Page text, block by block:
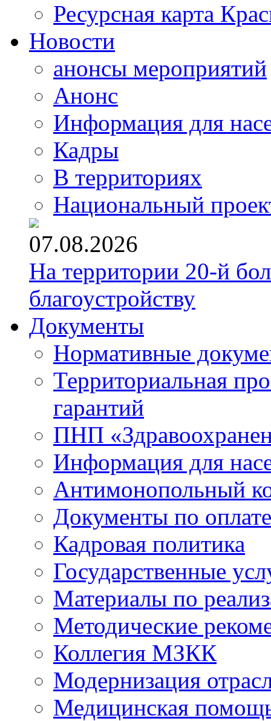
Ресурсная карта
Новости
анонсы мероприятий
Анонс
Информация для
Кадры
В территориях
Национальный
07.08.2026
На территории 20-й
благоустройству
Документы
Нормативные
Территориальная
гарантий
ПНП
Информация для
Антимонопольный
Документы по
Кадровая политика
Государственные
Материалы по
Методические
Коллегия МЗКК
Модернизация
Медицинская